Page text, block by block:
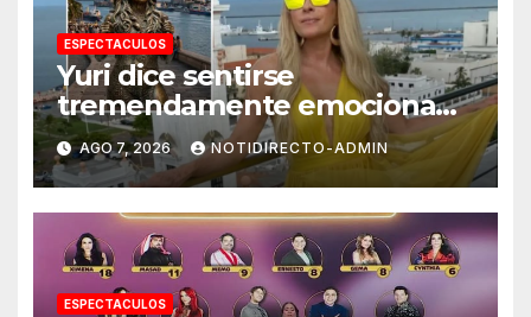
ESPECTACULOS
Yuri dice sentirse
tremendamente emocionada
sobre su estatua que le harán
en Veracruz
AGO 7, 2026 NOTIDIRECTO-ADMIN
ESPECTACULOS